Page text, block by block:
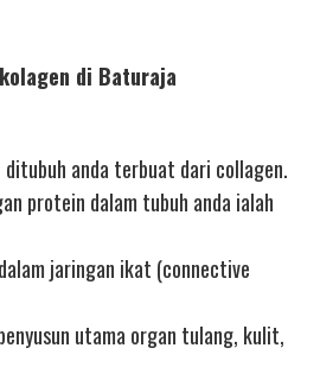
di Baturaja
anda terbuat dari collagen.
protein dalam tubuh anda ialah
jaringan ikat (connective
utama organ tulang, kulit,